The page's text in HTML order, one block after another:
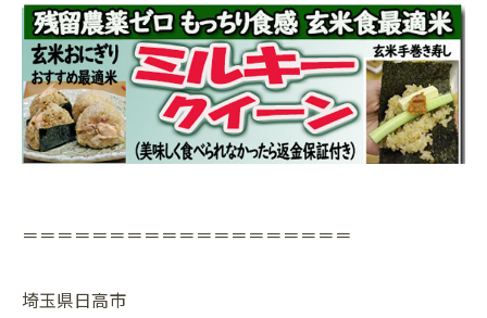
＝＝＝＝＝＝＝＝＝＝＝＝＝＝＝＝＝＝＝
埼玉県日高市